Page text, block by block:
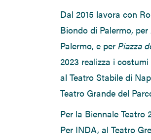
Dal 2015 lavora con
Biondo di Palermo, per
Palermo, e per Piazza
2023 realizza i costumi
al Teatro Stabile di
Teatro Grande del
Per la Biennale
Per INDA, al Teatro